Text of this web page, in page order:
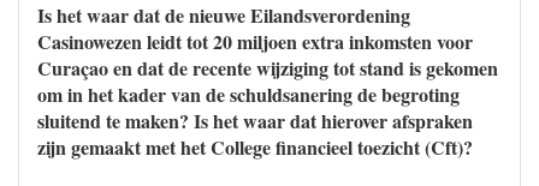
Is het waar dat de nieuwe Eilandsverordening
Casinowezen leidt tot 20 miljoen extra inkomsten voor
Curaçao en dat de recente wijziging tot stand is gekomen
om in het kader van de schuldsanering de begroting
sluitend te maken? Is het waar dat hierover afspraken
zijn gemaakt met het College financieel toezicht (Cft)?